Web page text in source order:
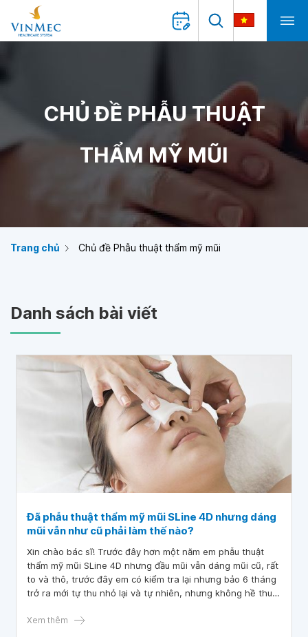
CHỦ ĐỀ PHẪU THUẬT
THẨM MỸ MŨI
Trang chủ Chủ đề Phẫu thuật thẩm mỹ mũi
Danh sách bài viết
Đã phẫu thuật thẩm mỹ mũi SLine 4D nhưng dáng
mũi vẫn như cũ phải làm thế nào?
Xin chào bác sĩ! Trước đây hơn một năm em phẫu thuật
thẩm mỹ mũi SLine 4D nhưng đầu mũi vẫn dáng mũi cũ, rất
to và thô, trước đây em có kiểm tra lại nhưng bảo 6 tháng
trở ra mới tự thu nhỏ lại và tự nhiên, nhưng không hề thu
SLine 4D nhưng dáng mũi vẫn như cũ phải làm thế nào ạ?
Xem thêm